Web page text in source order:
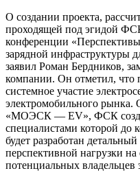
О создании проекта,
проходящей под эгидой
конференции
зарядной инфраструктуры
заявил Роман Бердников,
компании. Он отметил, что
системное участие
электромобильного рынка.
«МОЭСК — EV», ФСК
специалистами которой до
будет разработан
перспективной нагрузки на
потенциальных владельцев